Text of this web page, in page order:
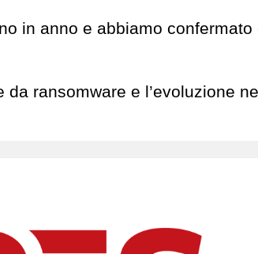
in anno e abbiamo confermato
da ransomware e l’evoluzione